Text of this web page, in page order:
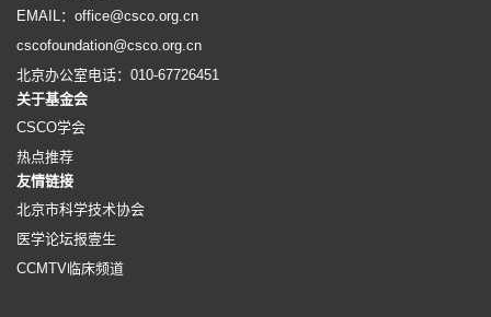
EMAIL：office@csco.org.cn
cscofoundation@csco.org.cn
北京办公室电话：010-67726451
关于基金会
CSCO学会
热点推荐
友情链接
北京市科学技术协会
医学论坛报壹生
CCMTV临床频道